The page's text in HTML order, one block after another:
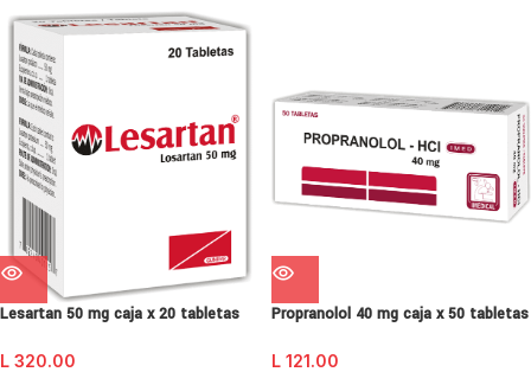
Lesartan 50 mg caja x 20 tabletas
L 320.00
Propranolol 40 mg caja x 50 tabletas
L 121.00